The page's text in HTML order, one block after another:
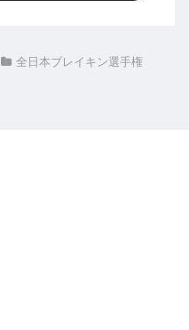
全日本ブレイキン選手権